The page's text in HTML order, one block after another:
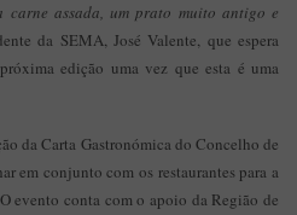
carne assada, um prato muito antigo e
da SEMA, José Valente, que espera
edição uma vez que esta é uma
da Carta Gastronómica do Concelho de
em conjunto com os restaurantes para a
evento conta com o apoio da Região de